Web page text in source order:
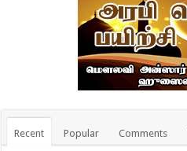
Recent Popular Comments